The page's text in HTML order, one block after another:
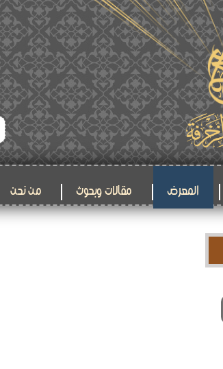
المعرض مقالات وبحوث من نحن